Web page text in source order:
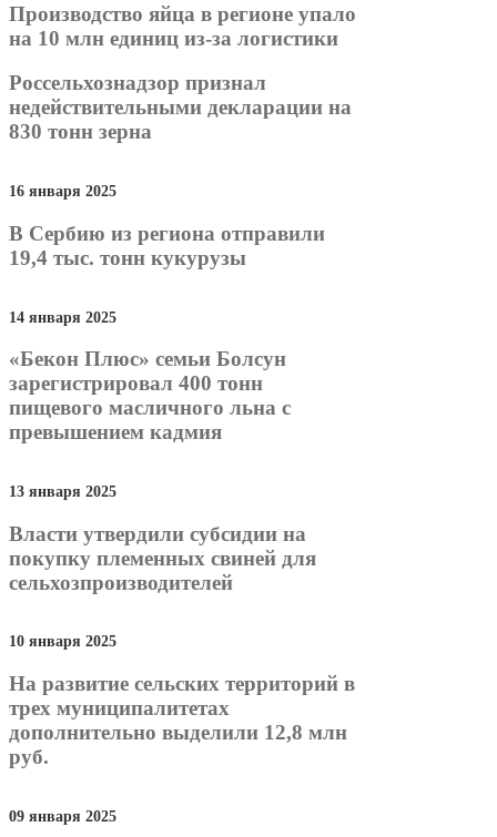
Производство яйца в регионе упало
на 10 млн единиц из-за логистики
Россельхознадзор признал
недействительными декларации на
830 тонн зерна
16 января 2025
В Сербию из региона отправили
19,4 тыс. тонн кукурузы
14 января 2025
«Бекон Плюс» семьи Болсун
зарегистрировал 400 тонн
пищевого масличного льна с
превышением кадмия
13 января 2025
Власти утвердили субсидии на
покупку племенных свиней для
сельхозпроизводителей
10 января 2025
На развитие сельских территорий в
трех муниципалитетах
дополнительно выделили 12,8 млн
руб.
09 января 2025